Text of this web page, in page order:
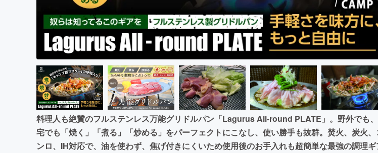
CAMPFIREふるさと納税machi-ya
料理人も絶賛のフルステンレス万能グリドルパン「Lagurus All-round PLATE」。野外でも
宅でも「焼く」「煮る」「炒める」をパーフェクトにこなし、使い勝手も抜群。焚火、炭火、
ンロ、IH対応で、油を使わず、焦げ付きにくいため使用後のお手入れも超簡単な最強の調理